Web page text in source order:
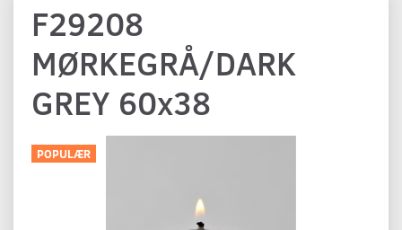
F29208
MØRKEGRÅ/DARK
GREY 60x38
POPULÆR